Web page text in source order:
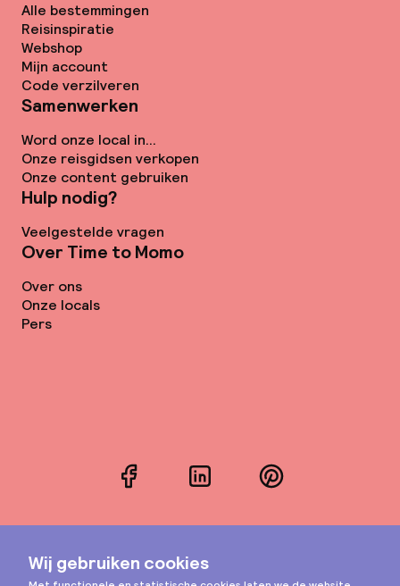
Alle bestemmingen
Reisinspiratie
Webshop
Mijn account
Code verzilveren
Samenwerken
Word onze local in...
Onze reisgidsen verkopen
Onze content gebruiken
Hulp nodig?
Veelgestelde vragen
Over Time to Momo
Over ons
Onze locals
Pers
FacebookLinkedInPinterest
Instagram